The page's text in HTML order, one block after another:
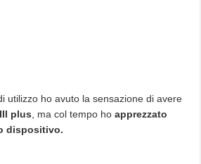
utilizzo ho avuto la sensazione di avere
plus , ma col tempo ho apprezzato
dispositivo.